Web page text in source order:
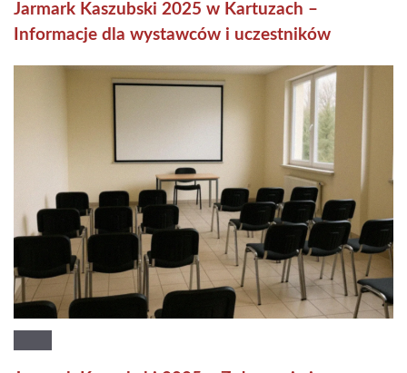
Jarmark Kaszubski 2025 w Kartuzach –
Informacje dla wystawców i uczestników